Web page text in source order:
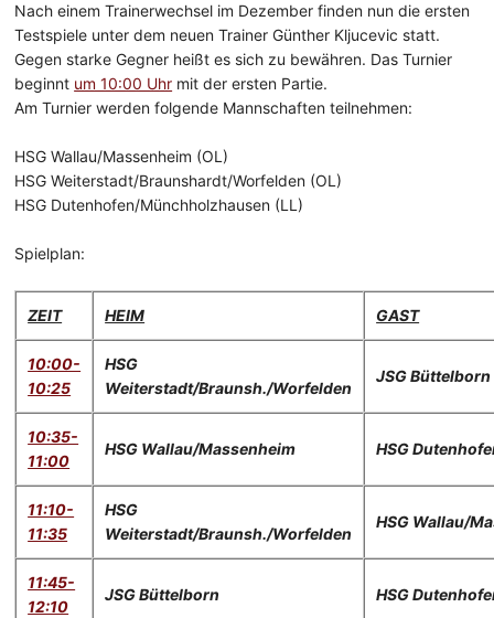
Nach einem Trainerwechsel im Dezember finden nun die ersten
Testspiele unter dem neuen Trainer Günther Kljucevic statt.
Gegen starke Gegner heißt es sich zu bewähren. Das Turnier
beginnt um 10:00 Uhr mit der ersten Partie.
Am Turnier werden folgende Mannschaften teilnehmen:
HSG Wallau/Massenheim (OL)
HSG Weiterstadt/Braunshardt/Worfelden (OL)
HSG Dutenhofen/Münchholzhausen (LL)
Spielplan:
ZEIT HEIM GAST
10:00-
10:25
HSG
Weiterstadt/Braunsh./Worfelden
JSG Büttelborn
10:35-
11:00
HSG Wallau/Massenheim HSG
11:10-
11:35
HSG
Weiterstadt/Braunsh./Worfelden
HSG Wallau/
11:45-
12:10
JSG Büttelborn HSG